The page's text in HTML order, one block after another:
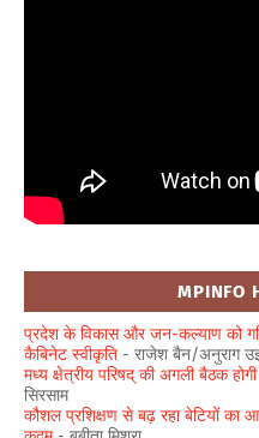
MPINFO
प्रदेश के विकास और जन-कल्याण को
कैबिनेट स्वीकृति - राजेश बैन/अनुराग
मध्य क्षेत्रीय परिषद् की अगली बैठक
सिरसाम
कौशल प्रशिक्षण से बढ़ रहा बेटियों का